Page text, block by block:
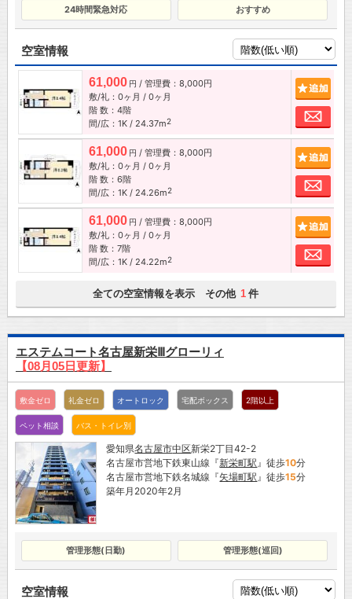
24時間緊急対応 おすすめ
空室情報
61,000 円 / 管理費：8,000円
敷/礼：0ヶ月 / 0ヶ月
階 数：4階
間/広：1K / 24.37m2
お
61,000 円 / 管理費：8,000円
敷/礼：0ヶ月 / 0ヶ月
階 数：6階
間/広：1K / 24.26m2
お
61,000 円 / 管理費：8,000円
敷/礼：0ヶ月 / 0ヶ月
階 数：7階
間/広：1K / 24.22m2
お
全ての空室情報を表示 その他 1 件
エステムコート名古屋新栄Ⅲグローリィ
【08月05日更新】
敷金ゼロ 礼金ゼロ オートロック 宅配ボックス 2階以上
ペット相談 バス・トイレ別
愛知県名古屋市中区新栄2丁目42-2
名古屋市営地下鉄東山線『新栄町駅 』徒歩10分
名古屋市営地下鉄名城線『矢場町駅 』徒歩15分
築年月2020年2月
管理形態(日勤) 管理形態(巡回)
空室情報